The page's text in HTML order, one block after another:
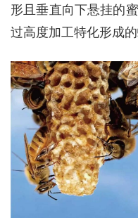
形且垂直向下悬挂的
过高度加工特化形成的